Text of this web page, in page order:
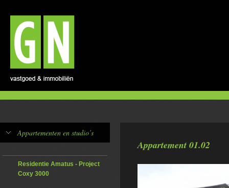
Appartementen en studio’s
Residentie Amatus - Project
Coxy 3000
Appartement 01.02